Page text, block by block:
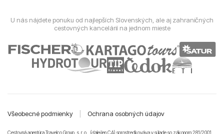
U nás nájdete ponuku od najlepších Slovenských, ale aj zahraničných
cestovných kancelárií na jednom mieste
Všeobecné podmienky Ochrana osobných údajov
Cestovná agentúra Travelco Group, s. r. o., (ďalej len CA) sprostredkováva v súlade so zákonom 281/2001